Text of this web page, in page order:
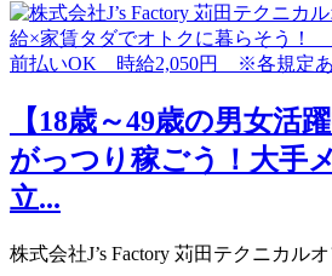
【18歳～49歳の男女活
がっつり稼ごう！大手
立...
株式会社J’s Factory 苅田テクニカル